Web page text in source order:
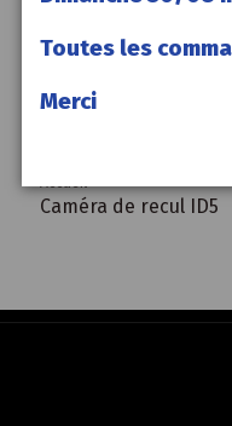
Accueil
Caméra de recul ID5
Toutes les
Merci